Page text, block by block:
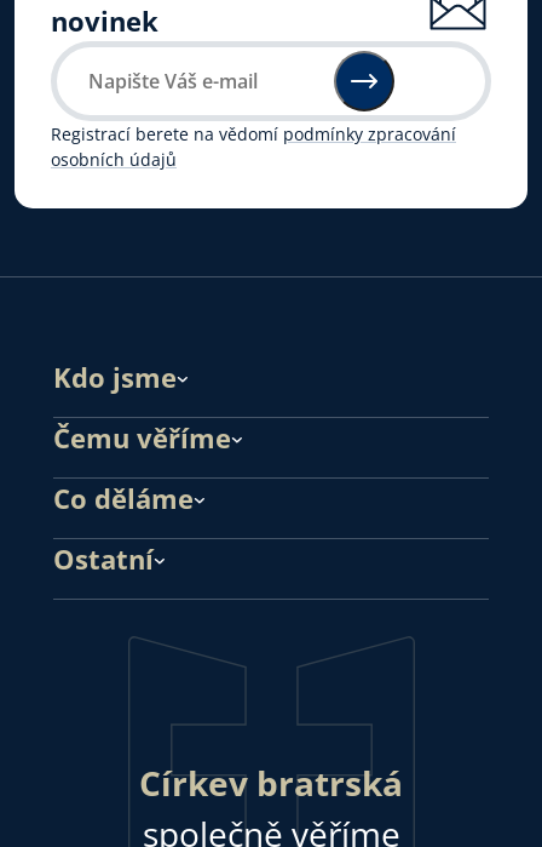
novinek
Registrací berete na vědomí podmínky zpracování
osobních údajů
Kdo jsme
Čemu věříme
Co děláme
Ostatní
Církev bratrská
společně věříme